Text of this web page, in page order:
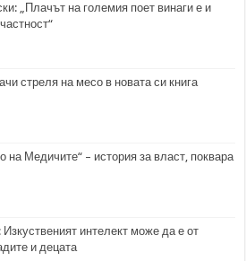
„Плачът на големия поет винаги е и
стреля на месо в новата си книга
на Медичите“ – история за власт, поквара
интелект може да е от
и децата